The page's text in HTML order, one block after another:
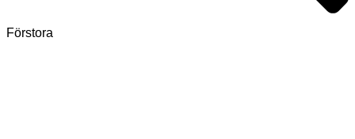
Förstora